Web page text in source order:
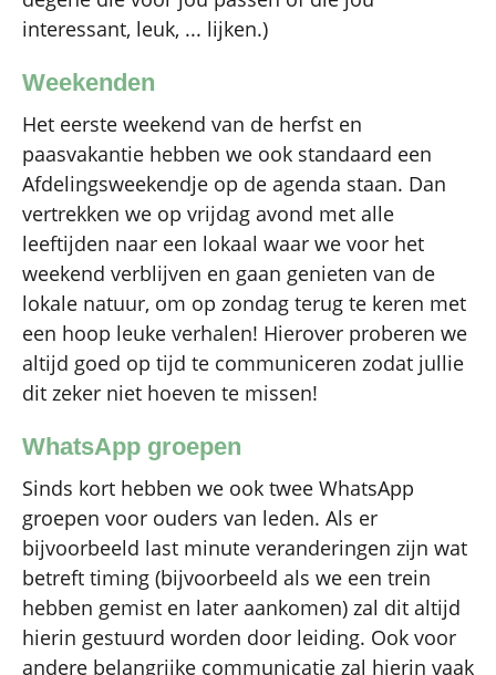
interessant, leuk, ... lijken.)
Weekenden
Het eerste weekend van de herfst en
paasvakantie hebben we ook standaard een
Afdelingsweekendje op de agenda staan. Dan
vertrekken we op vrijdag avond met alle
leeftijden naar een lokaal waar we voor het
weekend verblijven en gaan genieten van de
lokale natuur, om op zondag terug te keren met
een hoop leuke verhalen! Hierover proberen we
altijd goed op tijd te communiceren zodat jullie
dit zeker niet hoeven te missen!
WhatsApp groepen
Sinds kort hebben we ook twee WhatsApp
groepen voor ouders van leden. Als er
bijvoorbeeld last minute veranderingen zijn wat
betreft timing (bijvoorbeeld als we een trein
hebben gemist en later aankomen) zal dit altijd
hierin gestuurd worden door leiding. Ook voor
andere belangrijke communicatie zal hierin vaak